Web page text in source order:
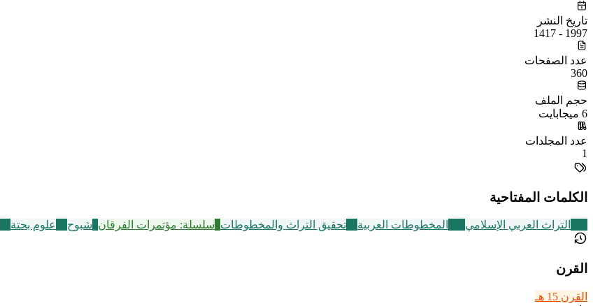
تاريخ النشر
1997 - 1417
عدد الصفحات
360
حجم الملف
6 ميجابايت
عدد المجلدات
1
الكلمات المفتاحية
التراث العربي الإسلامي المخطوطات العربية تحقيق التراث والمخطوطات سلسلة: مؤتمرات الفرقان شبوح علوم بحتة
القرن
القرن 15 هـ